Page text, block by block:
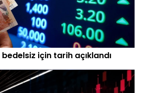
için tarih açıklandı